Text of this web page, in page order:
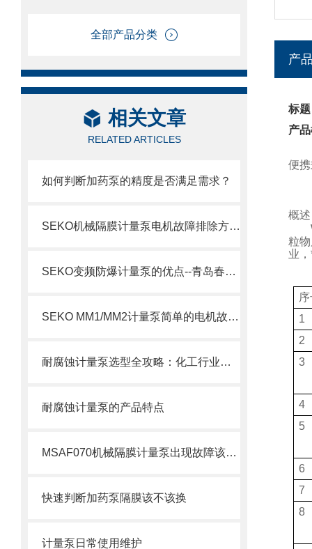
全部产品分类
相关文章
RELATED ARTICLES
如何判断加药泵的精度是否满足需求？
SEKO机械隔膜计量泵电机故障排除方法2
SEKO变频防爆计量泵的优点--青岛春阳电子有限公司
SEKO MM1/MM2计量泵简单的电机故障排除方法
耐腐蚀计量泵选型全攻略：化工行业精准加药如何选对设备
耐腐蚀计量泵的产品特点
MSAF070机械隔膜计量泵出现故障该如何处理呢？
快速判断加药泵隔膜该不该换
计量泵日常使用维护
产
标
产
便
概述
粒
业
1
2
3
4
5
6
7
8